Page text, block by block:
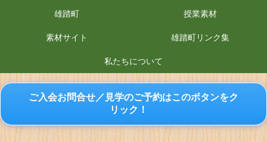
雄踏町 授業素材
素材サイト 雄踏町リンク集
私たちについて
ご入会お問合せ／見学のご予約はこのボタンをク
リック！